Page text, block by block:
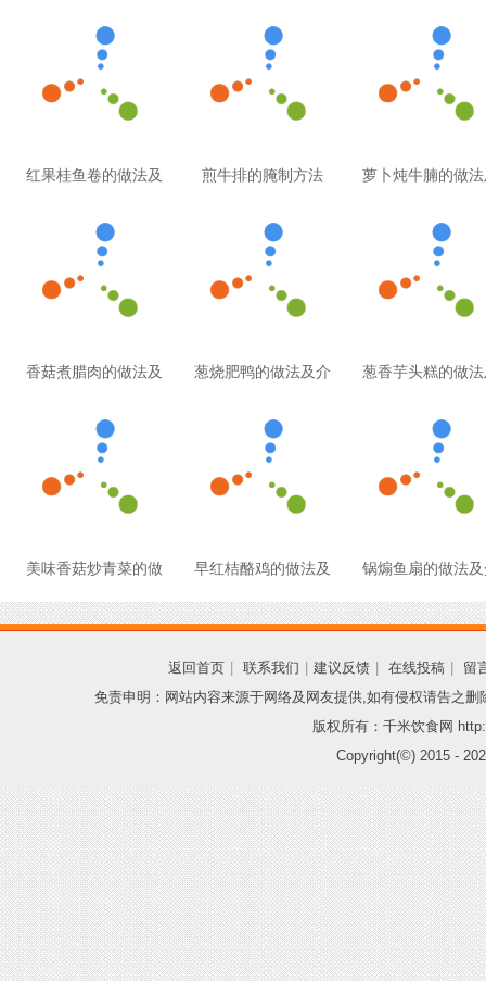
红果桂鱼卷的做法及 煎牛排的腌制方法 萝卜炖牛腩的做
香菇煮腊肉的做法及 葱烧肥鸭的做法及介 葱香芋头糕的做
美味香菇炒青菜的做 早红桔酪鸡的做法及 锅煽鱼扇的做法
返回首页 联系我们 建议反馈 在线投稿
留
免责申明：网站内容来源于网络及网友提供,如有侵权请告之
版权所有：千米饮食网
Copyright(©) 2015 -